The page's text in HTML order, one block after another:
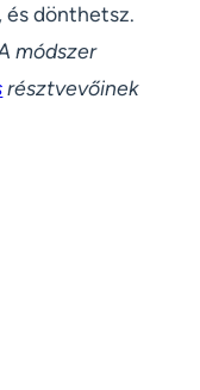
és dönthetsz.
módszer
résztvevőinek